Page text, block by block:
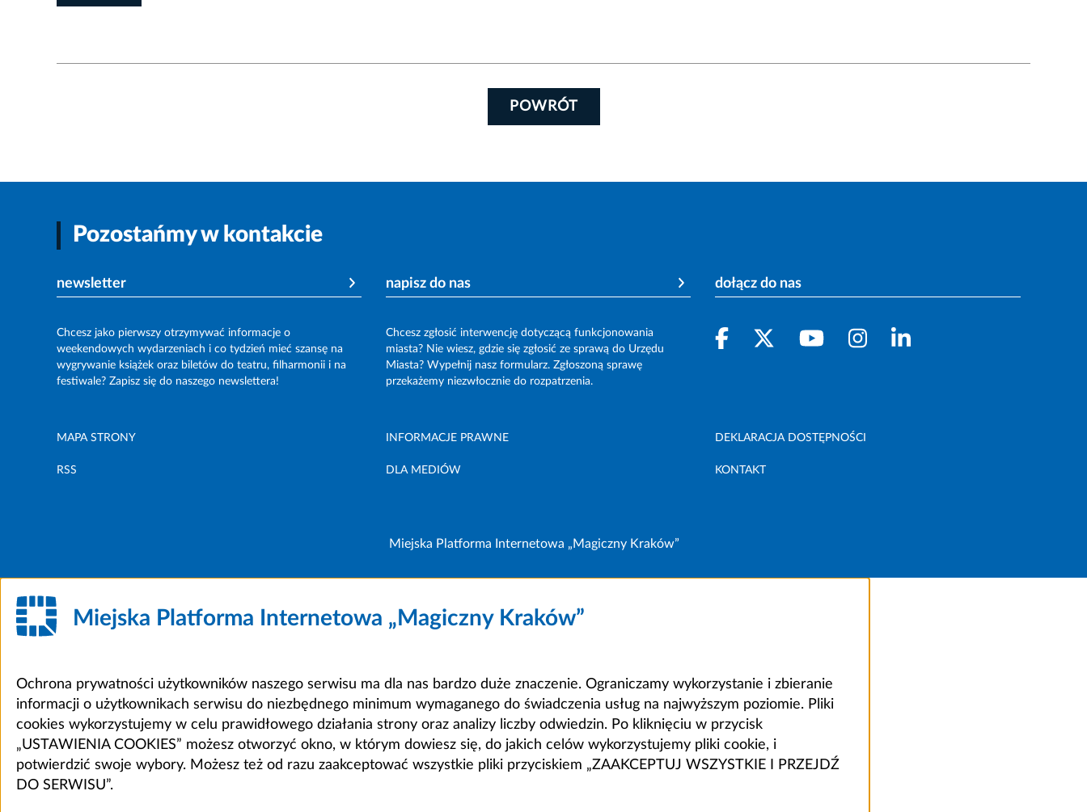
POWRÓT
Pozostańmy w kontakcie
newsletter
Chcesz jako pierwszy otrzymywać informacje o
weekendowych wydarzeniach i co tydzień mieć szansę na
wygrywanie książek oraz biletów do teatru, filharmonii i na
festiwale? Zapisz się do naszego newslettera!
napisz do nas
Chcesz zgłosić interwencję dotyczącą funkcjonowania
miasta? Nie wiesz, gdzie się zgłosić ze sprawą do Urzędu
Miasta? Wypełnij nasz formularz. Zgłoszoną sprawę
przekażemy niezwłocznie do rozpatrzenia.
dołącz do nas
MAPA STRONY INFORMACJE PRAWNE DEKLARACJA DOSTĘPNOŚCI
RSS DLA MEDIÓW KONTAKT
Miejska Platforma Internetowa „Magiczny Kraków”
Miejska Platforma Internetowa „Magiczny Kraków”
Ochrona prywatności użytkowników naszego serwisu ma dla nas bardzo duże znaczenie. Ograniczamy wykorzystanie i zbieranie
informacji o użytkownikach serwisu do niezbędnego minimum wymaganego do świadczenia usług na najwyższym poziomie. Pliki
cookies wykorzystujemy w celu prawidłowego działania strony oraz analizy liczby odwiedzin. Po kliknięciu w przycisk
„USTAWIENIA COOKIES” możesz otworzyć okno, w którym dowiesz się, do jakich celów wykorzystujemy pliki cookie, i
potwierdzić swoje wybory. Możesz też od razu zaakceptować wszystkie pliki przyciskiem „ZAAKCEPTUJ WSZYSTKIE I PRZEJDŹ
DO SERWISU”.